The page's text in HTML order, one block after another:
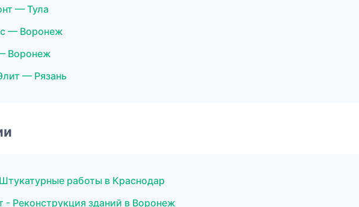
— Тула
— Воронеж
Воронеж
— Рязань
работы в Краснодар
- Реконструкция зданий в Воронеж